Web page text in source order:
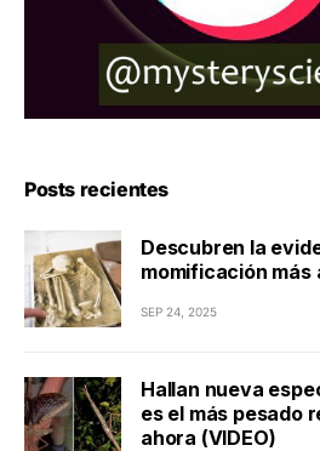
Posts recientes
Descubren la
momificación más
SEP 24, 2025
Hallan nueva
es el más pesado
ahora (VIDEO)